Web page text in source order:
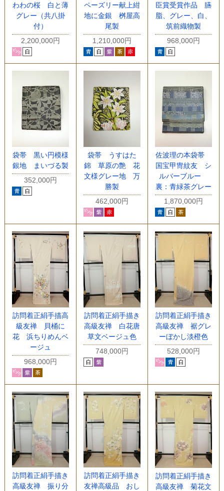
わわの桜 白と薄
グレー（共八掛
付）
2,200,000円
ペーズリー献上紺
地に金銀 桝屋高
尾製
1,210,000円
臣賞受賞作品 臙
脂、グレー、白、
筑前織物製
968,000円
袋帯 黒い円模様
銀地 まいづる製
352,000円
袋帯 うすはた
錦 草原の艶 花
文様グレー地 万
勝製
462,000円
佐波理の本袋帯
国宝甲冑紋友 シ
ルバーブルー
裏：青緑茶グレー
1,870,000円
訪問着正絹手描高
級友禅 貝桶に
花 浜ちりめんベ
ージュ
968,000円
訪問着正絹手描き
高級友禅 白花唐
草文ベージュ色
748,000円
訪問着正絹手描き
高級友禅 裾グレ
ーぼかし淡橙色
528,000円
訪問着正絹手描き
高級友禅 振り分
訪問着正絹手描き
友禅高級品 おし
訪問着正絹手描き
高級友禅 菊花文